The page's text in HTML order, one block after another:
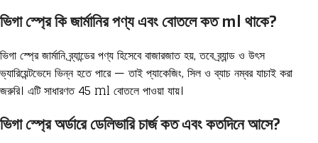
ভিগা স্প্রে কি জার্মানির পণ্য এবং বোতলে কত ml থাকে?
ভিগা স্প্রে জার্মানি ব্র্যান্ডের পণ্য হিসেবে বাজারজাত হয়, তবে ব্র্যান্ড ও উৎস
ভ্যারিয়েন্টভেদে ভিন্ন হতে পারে — তাই প্যাকেজিং, সিল ও ব্যাচ নম্বর যাচাই করা
জরুরি। এটি সাধারণত 45 ml বোতলে পাওয়া যায়।
ভিগা স্প্রে অর্ডারে ডেলিভারি চার্জ কত এবং কতদিনে আসে?